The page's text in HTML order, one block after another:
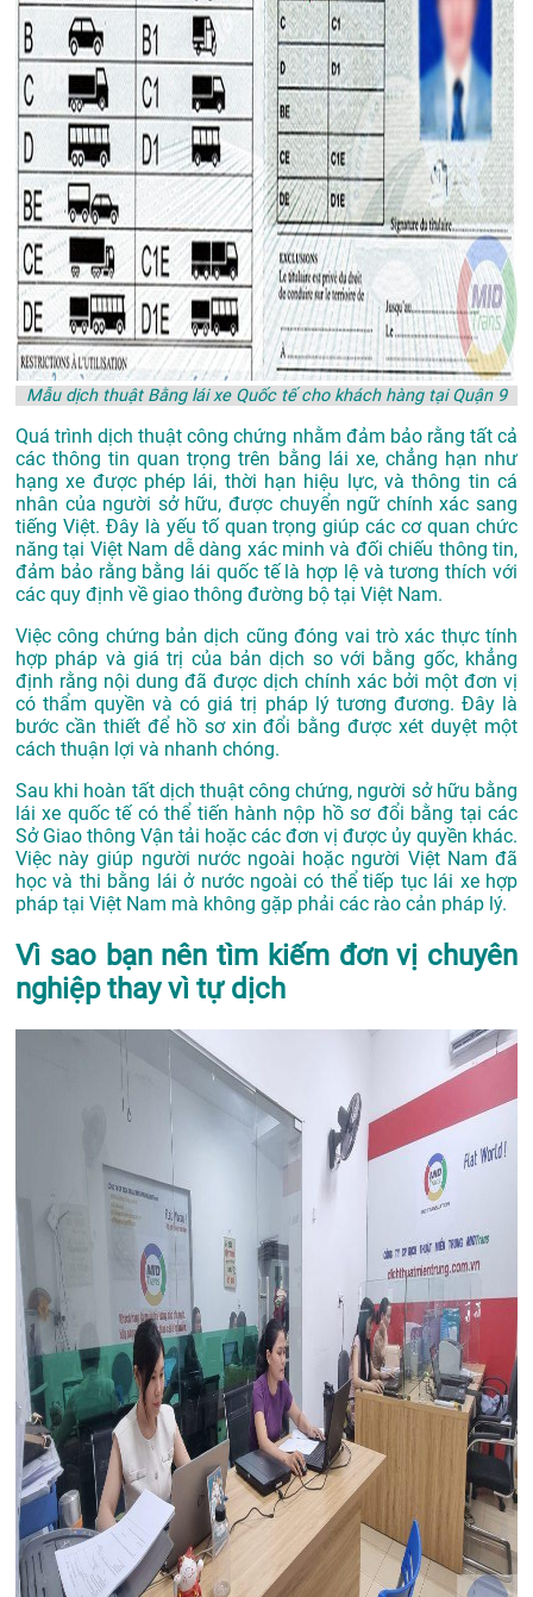
Mẫu dịch thuật Bằng lái xe Quốc tế cho khách hàng tại Quận 9
Quá trình dịch thuật công chứng nhằm đảm bảo rằng tất cả
các thông tin quan trọng trên bằng lái xe, chẳng hạn như
hạng xe được phép lái, thời hạn hiệu lực, và thông tin cá
nhân của người sở hữu, được chuyển ngữ chính xác sang
tiếng Việt. Đây là yếu tố quan trọng giúp các cơ quan chức
năng tại Việt Nam dễ dàng xác minh và đối chiếu thông tin,
đảm bảo rằng bằng lái quốc tế là hợp lệ và tương thích với
các quy định về giao thông đường bộ tại Việt Nam.
Việc công chứng bản dịch cũng đóng vai trò xác thực tính
hợp pháp và giá trị của bản dịch so với bằng gốc, khẳng
định rằng nội dung đã được dịch chính xác bởi một đơn vị
có thẩm quyền và có giá trị pháp lý tương đương. Đây là
bước cần thiết để hồ sơ xin đổi bằng được xét duyệt một
cách thuận lợi và nhanh chóng.
Sau khi hoàn tất dịch thuật công chứng, người sở hữu bằng
lái xe quốc tế có thể tiến hành nộp hồ sơ đổi bằng tại các
Sở Giao thông Vận tải hoặc các đơn vị được ủy quyền khác.
Việc này giúp người nước ngoài hoặc người Việt Nam đã
học và thi bằng lái ở nước ngoài có thể tiếp tục lái xe hợp
pháp tại Việt Nam mà không gặp phải các rào cản pháp lý.
Vì sao bạn nên tìm kiếm đơn vị chuyên
nghiệp thay vì tự dịch